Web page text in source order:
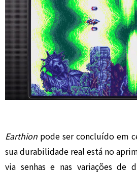
Earthion pode ser concluído em
sua durabilidade real está no
via senhas e nas variações de